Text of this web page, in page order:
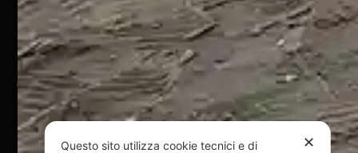
Pagamenti Sicuri
@ Copyright 2024 Webpesca è un brand Intent di Federico
Andrenacci P.Iva 01917920678
Via G. Galilei n. 2 – 64018 Tortoreto TE | REA TE-168019 |
Mail:
info@webpesca.it| Pec:federicoandrenacci@pec.it
✕
Questo sito utilizza cookie tecnici e di